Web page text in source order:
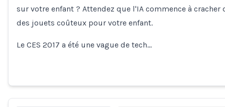
sur votre enfant ? Attendez que l'IA commence à cracher
des jouets coûteux pour votre enfant.
Le CES 2017 a été une vague de tech…